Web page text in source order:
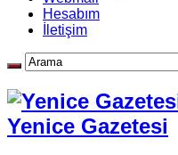
Hesabım
İletişim
Yenice Gazetesi